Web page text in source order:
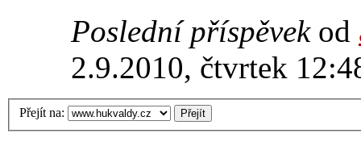
Poslední příspěvekod
2.9.2010, čtvrtek
Přejít na: